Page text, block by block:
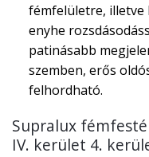
fémfelületre,
enyhe
patinásabb
szemben, erős
felhordható.
Supralux
IV. kerület 4.